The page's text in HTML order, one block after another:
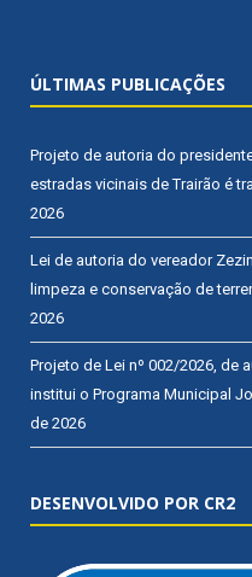
ÚLTIMAS PUBLICAÇÕES
Projeto de autoria do
estradas vicinais de Trairão é
2026
Lei de autoria do vereador
limpeza e conservação de
2026
Projeto de Lei nº 002/2026, de
institui o Programa Municipal
de 2026
DESENVOLVIDO POR CR2